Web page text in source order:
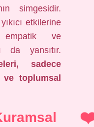
simgesidir.
etkilerine
empatik ve
da yansıtır.
sadece
toplumsal